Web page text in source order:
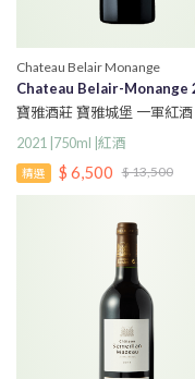
Chateau Belair Monange
Chateau Belair-Monange
寶雅酒莊 寶雅城堡 一軍紅酒
2021 |750ml |紅酒
精選 $ 6,500 $ 13,500